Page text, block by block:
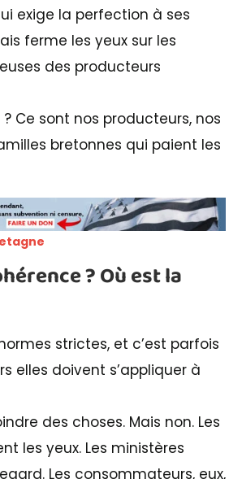
exige la perfection à ses
ferme les yeux sur les
des producteurs
Ce sont nos producteurs, nos
bretonnes qui paient les
? Où est la
strictes, et c’est parfois
elles doivent s’appliquer à
des choses. Mais non. Les
les yeux. Les ministères
Les consommateurs, eux,